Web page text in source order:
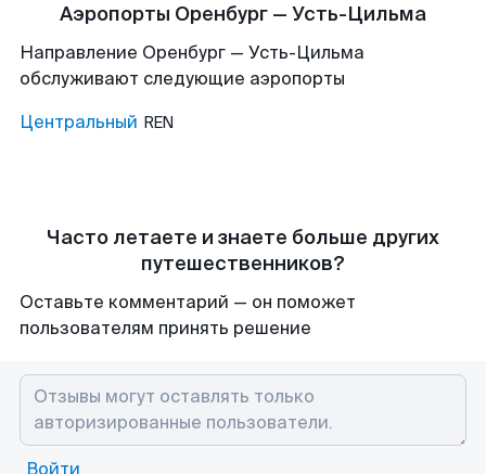
Аэропорты Оренбург — Усть-Цильма
Направление Оренбург — Усть-Цильма
обслуживают следующие аэропорты
Центральный REN
Часто летаете и знаете больше других
путешественников?
Оставьте комментарий — он поможет
пользователям принять решение
Войти